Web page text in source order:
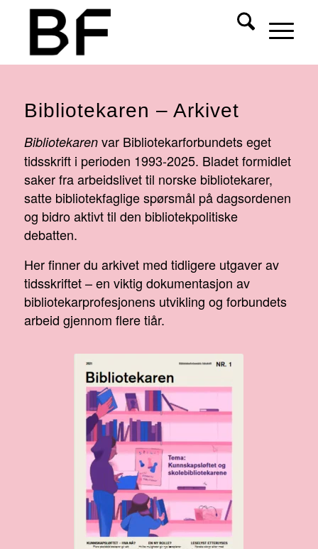
Bibliotekaren – Arkivet
Bibliotekarenvar Bibliotekarforbundets eget
tidsskrift i perioden 1993-2025. Bladet formidlet
saker fra arbeidslivet til norske bibliotekarer,
satte bibliotekfaglige spørsmål på dagsordenen
og bidro aktivt til den bibliotekpolitiske
debatten.
Her finner du arkivet med tidligere utgaver av
tidsskriftet – en viktig dokumentasjon av
bibliotekarprofesjonens utvikling og forbundets
arbeid gjennom flere tiår.